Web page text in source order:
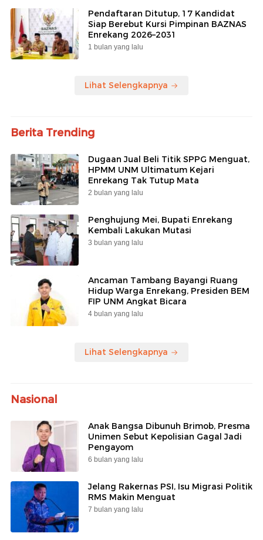
Pendaftaran Ditutup, 17 Kandidat
Siap Berebut Kursi Pimpinan BAZNAS
Enrekang 2026–2031
1 bulan yang lalu
Lihat Selengkapnya
Berita Trending
Dugaan Jual Beli Titik SPPG Menguat,
HPMM UNM Ultimatum Kejari
Enrekang Tak Tutup Mata
2 bulan yang lalu
Penghujung Mei, Bupati Enrekang
Kembali Lakukan Mutasi
3 bulan yang lalu
Ancaman Tambang Bayangi Ruang
Hidup Warga Enrekang, Presiden BEM
FIP UNM Angkat Bicara
4 bulan yang lalu
Lihat Selengkapnya
Nasional
Anak Bangsa Dibunuh Brimob, Presma
Unimen Sebut Kepolisian Gagal Jadi
Pengayom
6 bulan yang lalu
Jelang Rakernas PSI, Isu Migrasi Politik
RMS Makin Menguat
7 bulan yang lalu